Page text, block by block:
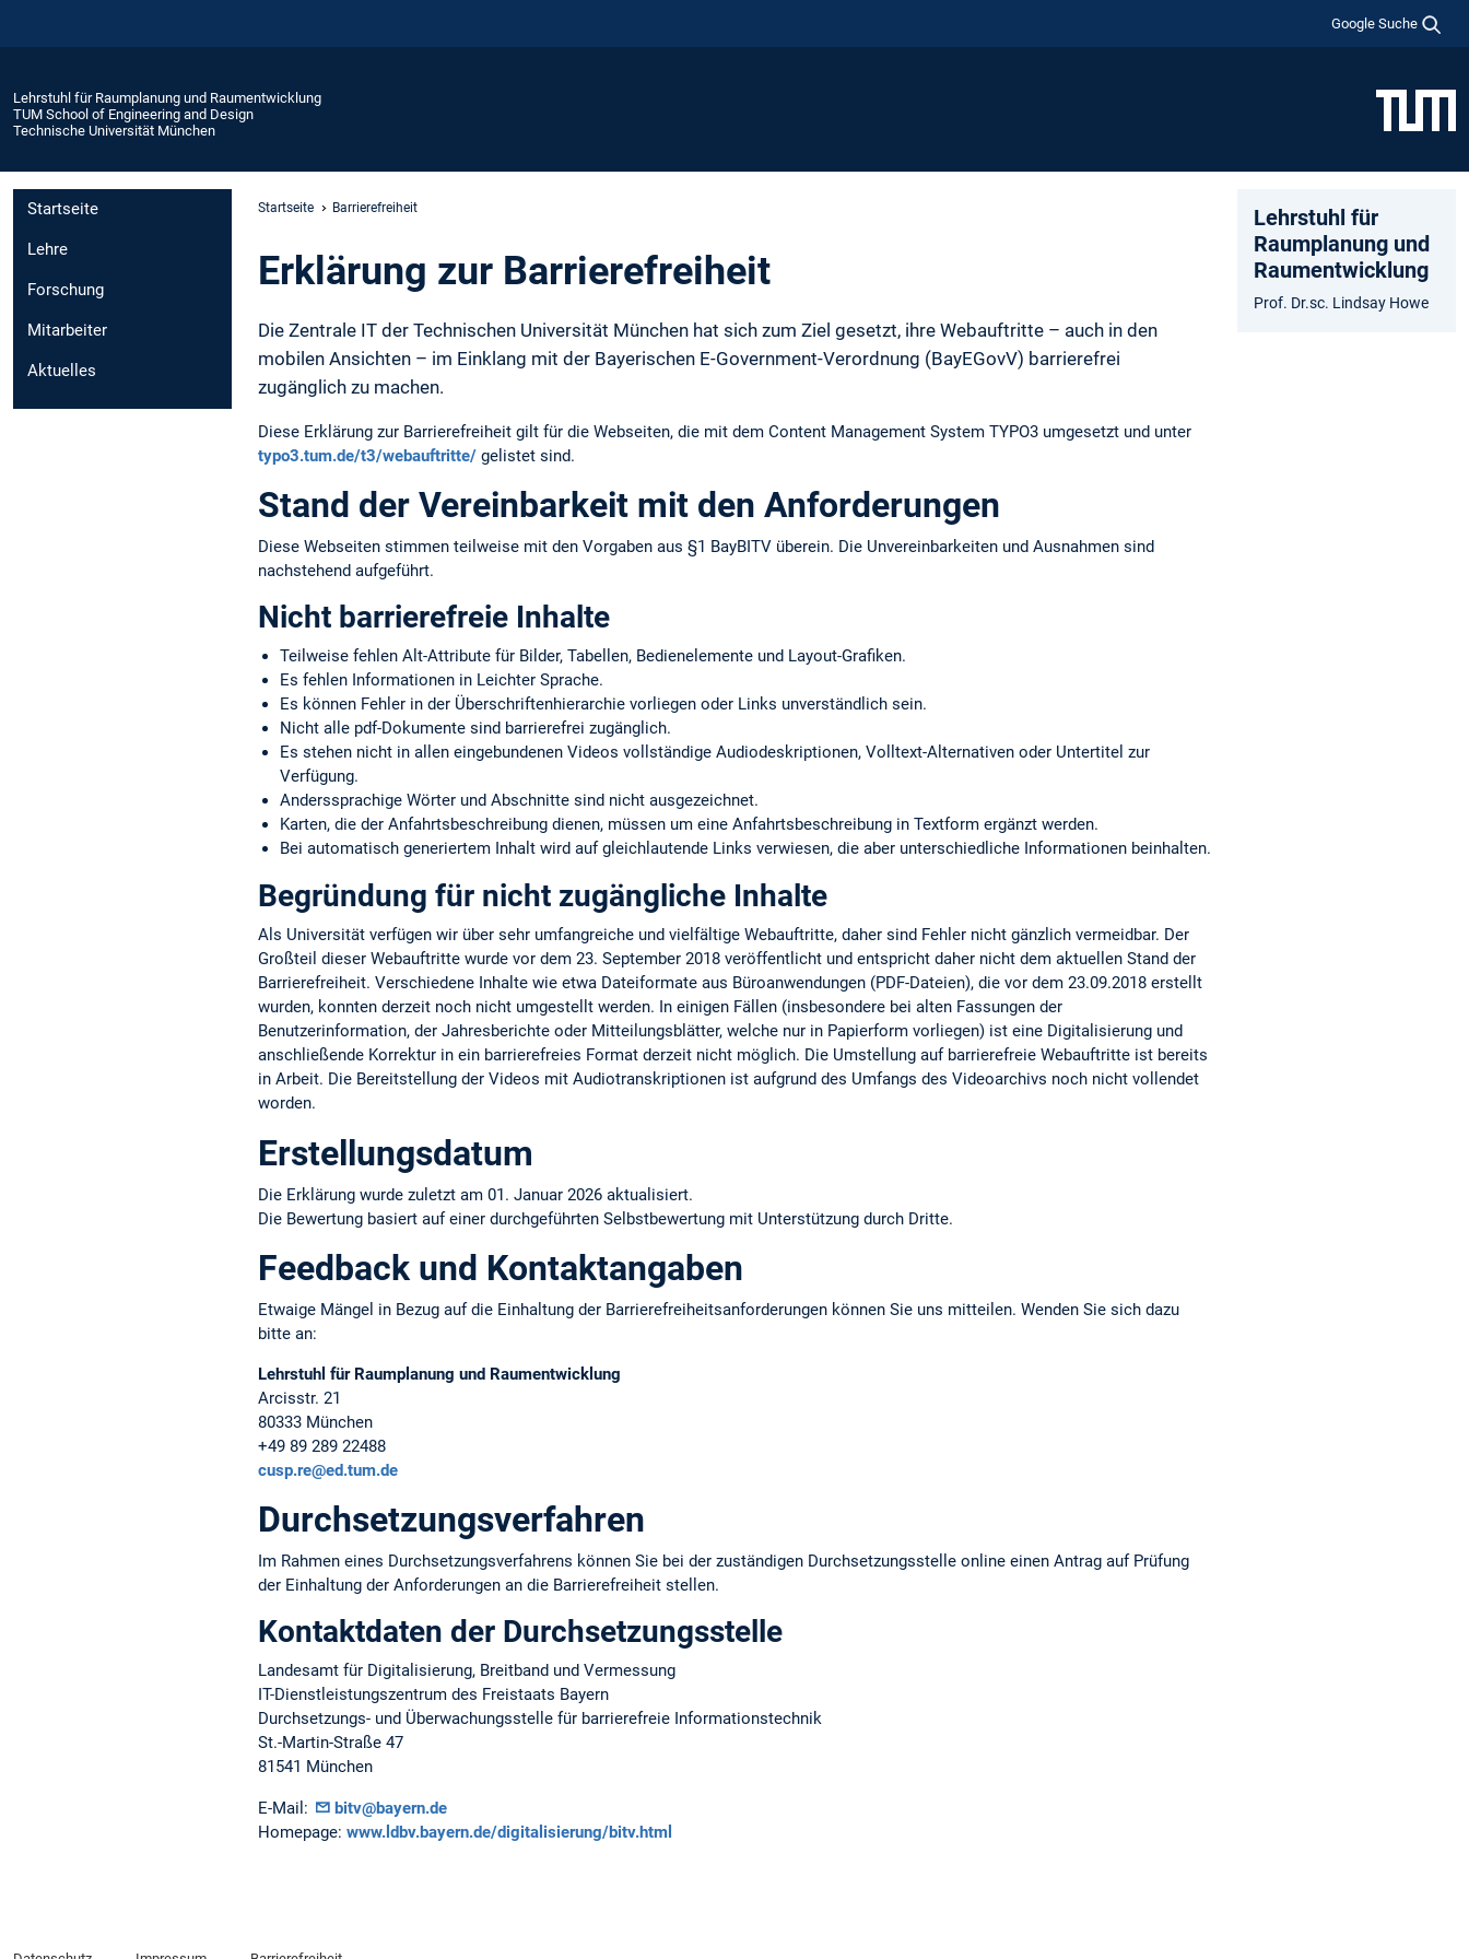
Google Suche
Lehrstuhl für Raumplanung und Raumentwicklung
TUM School of Engineering and Design
Technische Universität München
Startseite
Lehre
Forschung
Mitarbeiter
Aktuelles
Startseite Barrierefreiheit
Erklärung zur Barrierefreiheit
Die Zentrale IT der Technischen Universität München hat sich zum Ziel gesetzt, ihre Webauftritte – auch in den
mobilen Ansichten – im Einklang mit der Bayerischen E-Government-Verordnung (BayEGovV) barrierefrei
zugänglich zu machen.
Diese Erklärung zur Barrierefreiheit gilt für die Webseiten, die mit dem Content Management System TYPO3 umgesetzt und unter
typo3.tum.de/t3/webauftritte/ gelistet sind.
Stand der Vereinbarkeit mit den Anforderungen
Diese Webseiten stimmen teilweise mit den Vorgaben aus §1 BayBITV überein. Die Unvereinbarkeiten und Ausnahmen sind
nachstehend aufgeführt.
Nicht barrierefreie Inhalte
Teilweise fehlen Alt-Attribute für Bilder, Tabellen, Bedienelemente und Layout-Grafiken.
Es fehlen Informationen in Leichter Sprache.
Es können Fehler in der Überschriftenhierarchie vorliegen oder Links unverständlich sein.
Nicht alle pdf-Dokumente sind barrierefrei zugänglich.
Es stehen nicht in allen eingebundenen Videos vollständige Audiodeskriptionen, Volltext-Alternativen oder Untertitel zur
Verfügung.
Anderssprachige Wörter und Abschnitte sind nicht ausgezeichnet.
Karten, die der Anfahrtsbeschreibung dienen, müssen um eine Anfahrtsbeschreibung in Textform ergänzt werden.
Bei automatisch generiertem Inhalt wird auf gleichlautende Links verwiesen, die aber unterschiedliche Informationen beinhalten.
Begründung für nicht zugängliche Inhalte
Als Universität verfügen wir über sehr umfangreiche und vielfältige Webauftritte, daher sind Fehler nicht gänzlich vermeidbar. Der
Großteil dieser Webauftritte wurde vor dem 23. September 2018 veröffentlicht und entspricht daher nicht dem aktuellen Stand der
Barrierefreiheit. Verschiedene Inhalte wie etwa Dateiformate aus Büroanwendungen (PDF-Dateien), die vor dem 23.09.2018 erstellt
wurden, konnten derzeit noch nicht umgestellt werden. In einigen Fällen (insbesondere bei alten Fassungen der
Benutzerinformation, der Jahresberichte oder Mitteilungsblätter, welche nur in Papierform vorliegen) ist eine Digitalisierung und
anschließende Korrektur in ein barrierefreies Format derzeit nicht möglich. Die Umstellung auf barrierefreie Webauftritte ist bereits
in Arbeit. Die Bereitstellung der Videos mit Audiotranskriptionen ist aufgrund des Umfangs des Videoarchivs noch nicht vollendet
worden.
Erstellungsdatum
Die Erklärung wurde zuletzt am 01. Januar 2026 aktualisiert.
Die Bewertung basiert auf einer durchgeführten Selbstbewertung mit Unterstützung durch Dritte.
Feedback und Kontaktangaben
Etwaige Mängel in Bezug auf die Einhaltung der Barrierefreiheitsanforderungen können Sie uns mitteilen. Wenden Sie sich dazu
bitte an:
Lehrstuhl für Raumplanung und Raumentwicklung
Arcisstr. 21
80333 München
+49 89 289 22488
cusp.re@ed.tum.de
Durchsetzungsverfahren
Im Rahmen eines Durchsetzungsverfahrens können Sie bei der zuständigen Durchsetzungsstelle online einen Antrag auf Prüfung
der Einhaltung der Anforderungen an die Barrierefreiheit stellen.
Kontaktdaten der Durchsetzungsstelle
Landesamt für Digitalisierung, Breitband und Vermessung
IT-Dienstleistungszentrum des Freistaats Bayern
Durchsetzungs- und Überwachungsstelle für barrierefreie Informationstechnik
St.-Martin-Straße 47
81541 München
E-Mail:
bitv@bayern.de
Homepage: www.ldbv.bayern.de/digitalisierung/bitv.html
Lehrstuhl für
Raumplanung und
Raumentwicklung
Prof. Dr.sc. Lindsay Howe